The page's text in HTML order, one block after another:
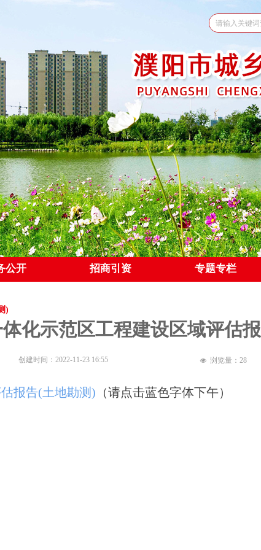
公开 招商引资 专题专栏
化示范区工程建设区域评估
)
报告(土地勘测) （请点击蓝色字体下午）
넶 浏览量： 28
创建时间： 2022-11-23 16:55